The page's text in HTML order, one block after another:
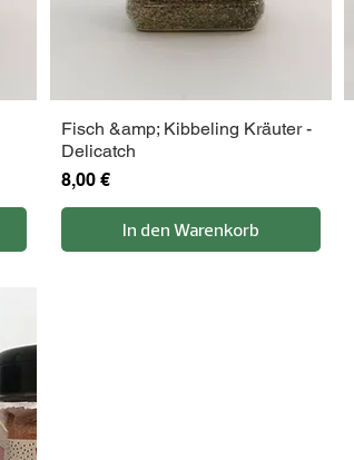
Fisch &amp; Kibbeling Kräuter -
Delicatch
Preis
8,00 €
In den Warenkorb